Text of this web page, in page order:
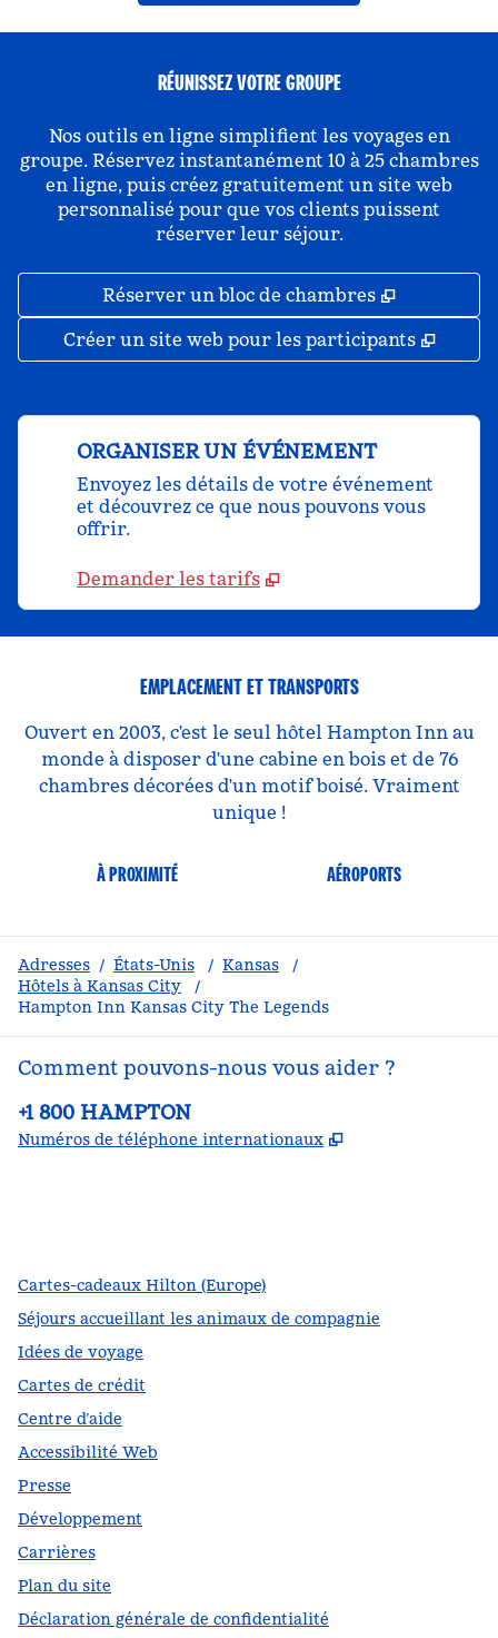
RÉUNISSEZ VOTRE GROUPE
Nos outils en ligne simplifient les voyages en
groupe. Réservez instantanément 10 à 25 chambres
en ligne, puis créez gratuitement un site web
personnalisé pour que vos clients puissent
réserver leur séjour.
Réserver un bloc de chambres ,
Créer un site web pour les participants ,
ORGANISER UN ÉVÉNEMENT
Envoyez les détails de votre événement
et découvrez ce que nous pouvons vous
offrir.
Demander les tarifs
EMPLACEMENT ET TRANSPORTS
Ouvert en 2003, c'est le seul hôtel Hampton Inn au
monde à disposer d'une cabine en bois et de 76
chambres décorées d'un motif boisé. Vraiment
unique !
À PROXIMITÉ AÉROPORTS
Adresses / États-Unis / Kansas
/
Hôtels à Kansas City
/
Hampton Inn Kansas City The Legends
Comment pouvons-nous vous aider ?
Téléphone :
+1 800 HAMPTON
Numéros de téléphone internationaux ,
Cartes-cadeaux Hilton (Europe)
Séjours accueillant les animaux de compagnie
Idées de voyage
Cartes de crédit
Centre d’aide
Accessibilité Web
Presse
Développement
Carrières
Plan du site
Déclaration générale de confidentialité